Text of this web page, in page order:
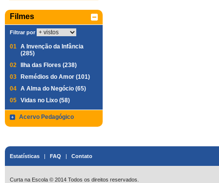
Filmes
Filtrar por
01 A Invenção da Infância
(285)
02
Ilha das Flores (238)
03
Remédios do Amor (101)
04 A Alma do Negócio (65)
05 Vidas no Lixo (58)
Acervo Pedagógico
Estatísticas | FAQ | Contato
Curta na Escola © 2014 Todos os direitos reservados.